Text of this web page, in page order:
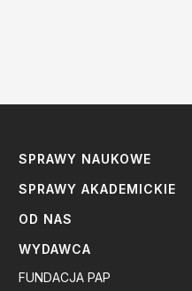
SPRAWY NAUKOWE
SPRAWY AKADEMICKIE
OD NAS
WYDAWCA
FUNDACJA PAP